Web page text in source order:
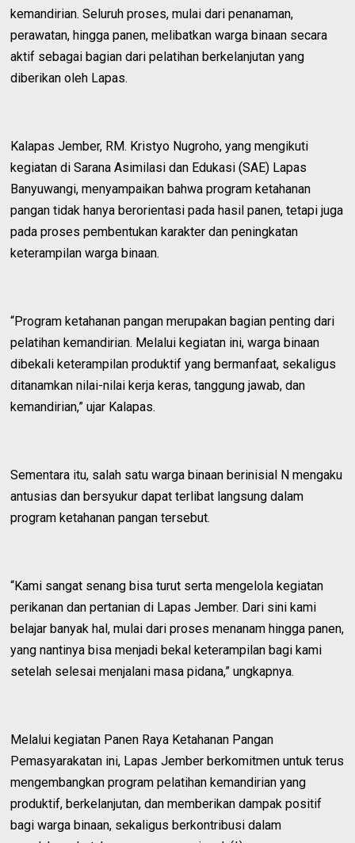
kemandirian. Seluruh proses, mulai dari penanaman,
perawatan, hingga panen, melibatkan warga binaan secara
aktif sebagai bagian dari pelatihan berkelanjutan yang
diberikan oleh Lapas.
Kalapas Jember, RM. Kristyo Nugroho, yang mengikuti
kegiatan di Sarana Asimilasi dan Edukasi (SAE) Lapas
Banyuwangi, menyampaikan bahwa program ketahanan
pangan tidak hanya berorientasi pada hasil panen, tetapi juga
pada proses pembentukan karakter dan peningkatan
keterampilan warga binaan.
“Program ketahanan pangan merupakan bagian penting dari
pelatihan kemandirian. Melalui kegiatan ini, warga binaan
dibekali keterampilan produktif yang bermanfaat, sekaligus
ditanamkan nilai-nilai kerja keras, tanggung jawab, dan
kemandirian,” ujar Kalapas.
Sementara itu, salah satu warga binaan berinisial N mengaku
antusias dan bersyukur dapat terlibat langsung dalam
program ketahanan pangan tersebut.
“Kami sangat senang bisa turut serta mengelola kegiatan
perikanan dan pertanian di Lapas Jember. Dari sini kami
belajar banyak hal, mulai dari proses menanam hingga panen,
yang nantinya bisa menjadi bekal keterampilan bagi kami
setelah selesai menjalani masa pidana,” ungkapnya.
Melalui kegiatan Panen Raya Ketahanan Pangan
Pemasyarakatan ini, Lapas Jember berkomitmen untuk terus
mengembangkan program pelatihan kemandirian yang
produktif, berkelanjutan, dan memberikan dampak positif
bagi warga binaan, sekaligus berkontribusi dalam